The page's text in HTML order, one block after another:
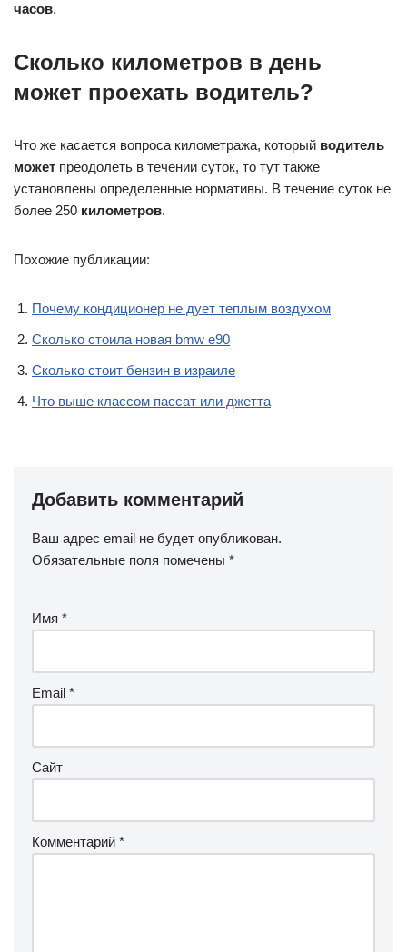
часов.
Сколько километров в день
может проехать водитель?
Что же касается вопроса километража, который водитель
может преодолеть в течении суток, то тут также
установлены определенные нормативы. В течение суток не
более 250 километров.
Похожие публикации:
Почему кондиционер не дует теплым воздухом
Сколько стоила новая bmw e90
Сколько стоит бензин в израиле
Что выше классом пассат или джетта
Добавить комментарий
Ваш адрес email не будет опубликован.
Обязательные поля помечены *
Имя *
Email *
Сайт
Комментарий *